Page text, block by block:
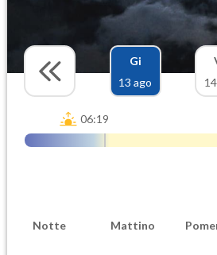
Gi
13 ago
06:19
Notte Mattino